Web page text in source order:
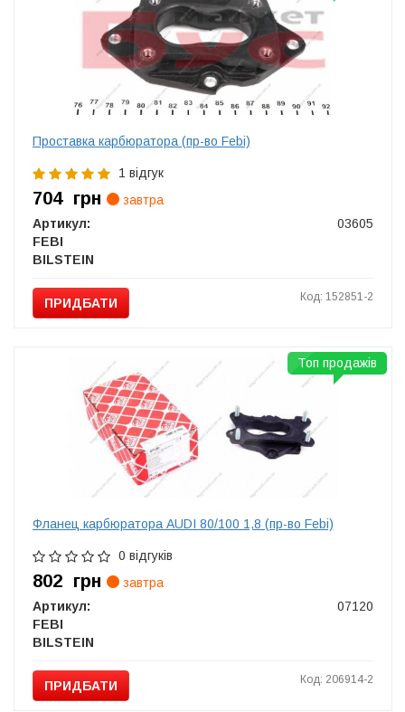
Проставка карбюратора (пр-во Febi)
1 відгук
704 грн
завтра
Артикул:
03605
FEBI
BILSTEIN
ПРИДБАТИ Код: 152851-2
Фланец карбюратора AUDI 80/100 1,8 (пр-во Febi)
0 відгуків
802 грн
завтра
Артикул:
07120
FEBI
BILSTEIN
ПРИДБАТИ Код: 206914-2
Топ продажів